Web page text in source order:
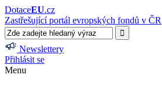
DotaceEU.cz
Zastřešující portál evropských fondů v ČR
Newslettery
Přihlásit se
Menu